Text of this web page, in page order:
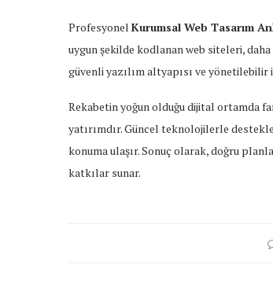
Profesyonel Kurumsal Web Tasarım
uygun şekilde kodlanan web siteleri,
güvenli yazılım altyapısı ve
Rekabetin yoğun olduğu dijital ortamda
yatırımdır. Güncel teknolojilerle
konuma ulaşır. Sonuç olarak, doğru
katkılar sunar.